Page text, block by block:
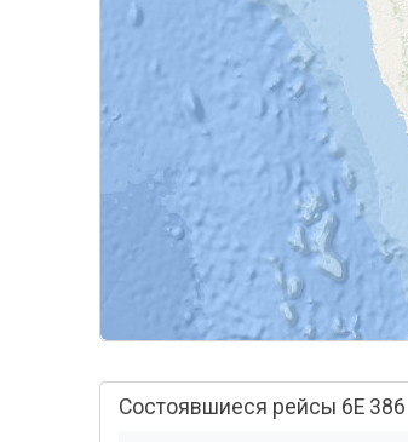
Состоявшиеся рейсы 6E 386